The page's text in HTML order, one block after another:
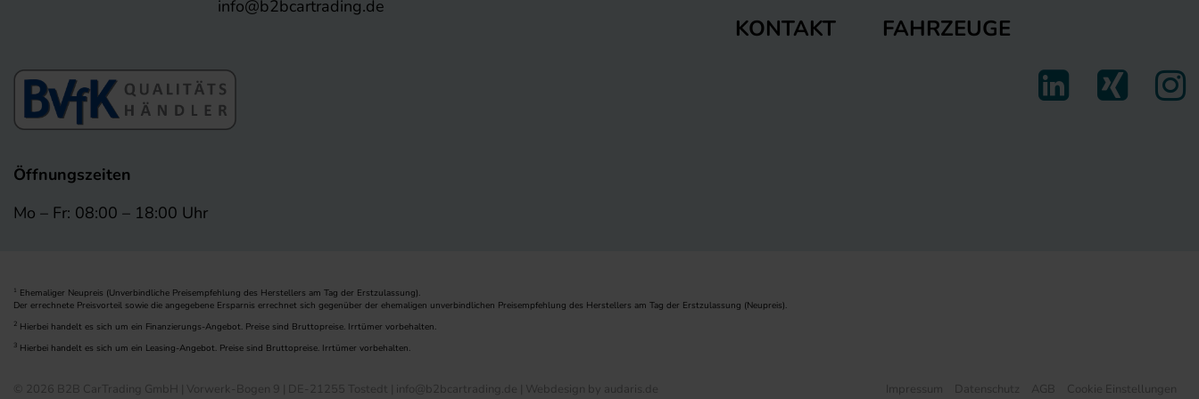
info@b2bcartrading.de
Öffnungszeiten
Mo – Fr: 08:00 – 18:00 Uhr
KONTAKT FAHRZEUGE
1
Ehemaliger Neupreis (Unverbindliche Preisempfehlung des Herstellers am Tag der Erstzulassung).
Der errechnete Preisvorteil sowie die angegebene Ersparnis errechnet sich gegenüber der ehemaligen unverbindlichen Preisempfehlung des Herstellers am Tag der Erstzulassung (Neupreis).
2 Hierbei handelt es sich um ein Finanzierungs-Angebot. Preise sind Bruttopreise. Irrtümer vorbehalten.
3 Hierbei handelt es sich um ein Leasing-Angebot. Preise sind Bruttopreise. Irrtümer vorbehalten.
© 2026 B2B CarTrading GmbH | Vorwerk-Bogen 9 | DE-21255 Tostedt | info@b2bcartrading.de | Webdesign by audaris.de Impressum Datenschutz AGB Cookie Einstellungen